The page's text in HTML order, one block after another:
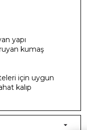
yapı
kumaş
için uygun
kalıp